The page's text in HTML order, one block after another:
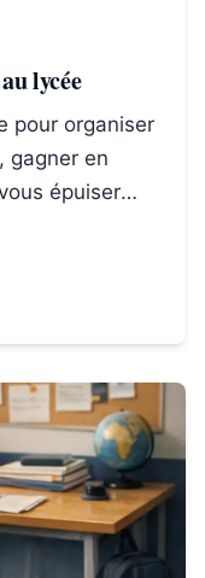
lycée
pour organiser
gagner en
épuiser